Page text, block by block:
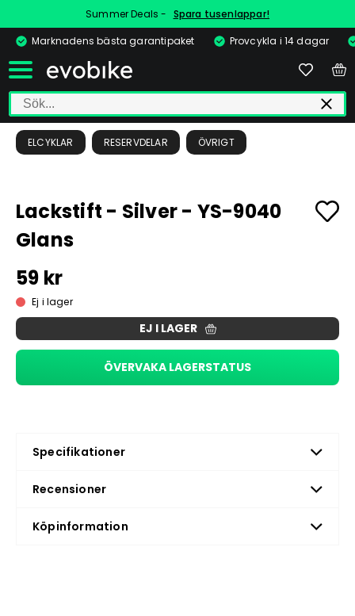
Summer Deals - Spara tusenlappar!
Marknadens bästa garantipaket
Provcykla i 14 dagar
ELCYKLAR RESERVDELAR ÖVRIGT
Lackstift - Silver - YS-9040
Glans
59 kr
Ej i lager
EJ I LAGER
ÖVERVAKA LAGERSTATUS
Specifikationer
Recensioner
Köpinformation